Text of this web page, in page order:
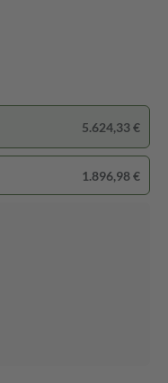
5.624,33 €
1.896,98 €